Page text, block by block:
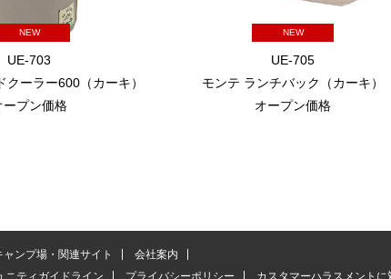
NEW
UE-703
クーラー600（カーキ）
ープン価格
NEW
UE-705
モンテ ランチバック（カーキ）
オープン価格
ャンプ場・関連サイト
会社案内
ニティガイドライン プライバシーポリシー カスタマーハラスメント